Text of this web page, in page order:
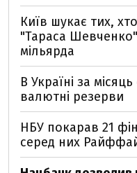
Київ шукає тих,
"Тараса
мільярда
В Україні за
валютні резерви
НБУ покарав 21
серед них